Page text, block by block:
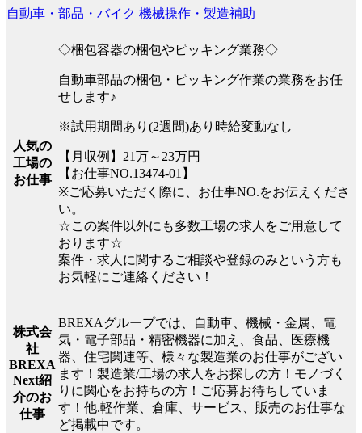
自動車・部品・バイク 機械操作・製造補助
人気の
工場の
お仕事
◇梱包容器の梱包やピッキング業務◇
自動車部品の梱包・ピッキング作業の業務をお任
せします♪
※試用期間あり(2週間)あり時給変動なし
【月収例】21万～23万円
【お仕事NO.13474-01】
※ご応募いただく際に、お仕事NO.をお伝えくださ
い。
☆この案件以外にも多数工場の求人をご用意して
おります☆
案件・求人に関するご相談や登録のみという方も
お気軽にご連絡ください！
株式会
社
BREXA
Next紹
介のお
仕事
BREXAグループでは、自動車、機械・金属、電
気・電子部品・精密機器に加え、食品、医療機
器、住宅関連等、様々な製造業のお仕事がござい
ます！製造業/工場の求人をお探しの方！モノづく
りに関心をお持ちの方！ご応募お待ちしていま
す！他.軽作業、倉庫、サービス、販売のお仕事な
ど掲載中です。